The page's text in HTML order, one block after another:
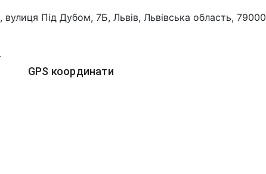
Під Дубом, 7Б, Львів, Львівська область, 79000
GPS координати